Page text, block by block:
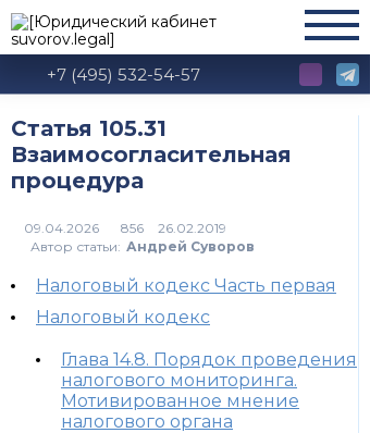
+7 (495) 532-54-57
Статья 105.31
Взаимосогласительная
процедура
856
Автор статьи: Андрей Суворов
Налоговый кодекс Часть первая
Налоговый кодекс
Глава 14.8. Порядок проведения
налогового мониторинга.
Мотивированное мнение
налогового органа